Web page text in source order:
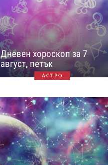
Дневен хороскоп за 7
август, петък
АСТРО